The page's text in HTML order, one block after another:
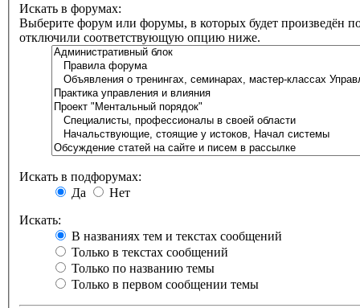
Искать в форумах:
Выберите форум или форумы, в которых будет произведён
отключили соответствующую опцию ниже.
Искать в подфорумах:
Да
Нет
Искать:
В названиях тем и текстах сообщений
Только в текстах сообщений
Только по названию темы
Только в первом сообщении темы